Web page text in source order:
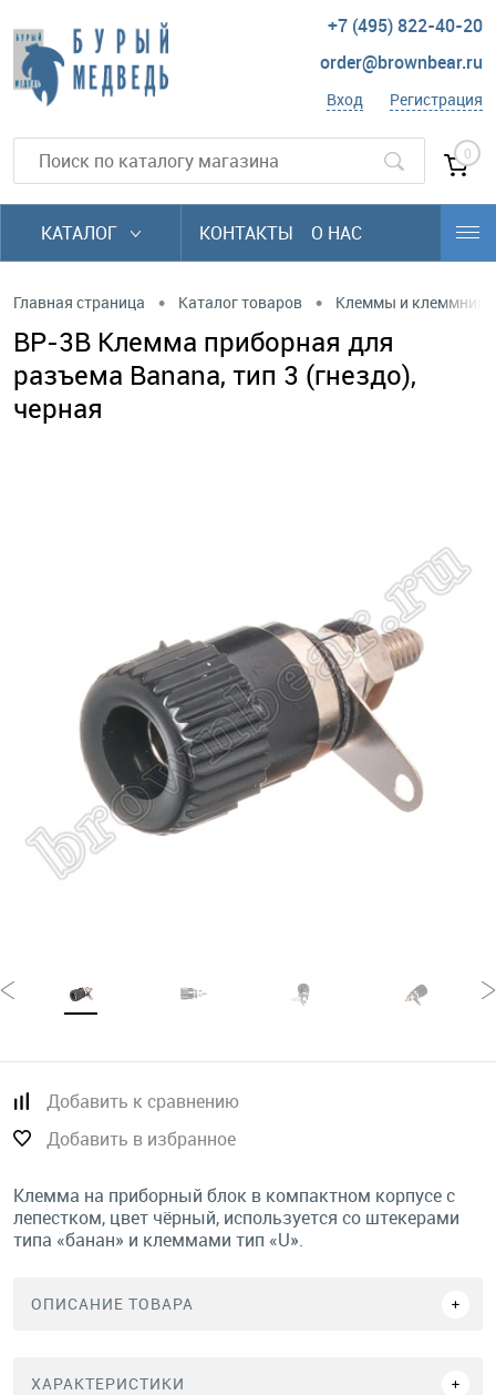
+7 (495) 822-40-20
order@brownbear.ru
Вход Регистрация
0
КАТАЛОГ КОНТАКТЫ О НАС
Главная страница • Каталог товаров • Клеммы и клеммники
BP-3B Клемма приборная для
разъема Banana, тип 3 (гнездо),
черная
Добавить к сравнению
Добавить в избранное
Клемма на приборный блок в компактном корпусе с
лепестком, цвет чёрный, используется со штекерами
типа «банан» и клеммами тип «U».
ОПИСАНИЕ ТОВАРА
ХАРАКТЕРИСТИКИ